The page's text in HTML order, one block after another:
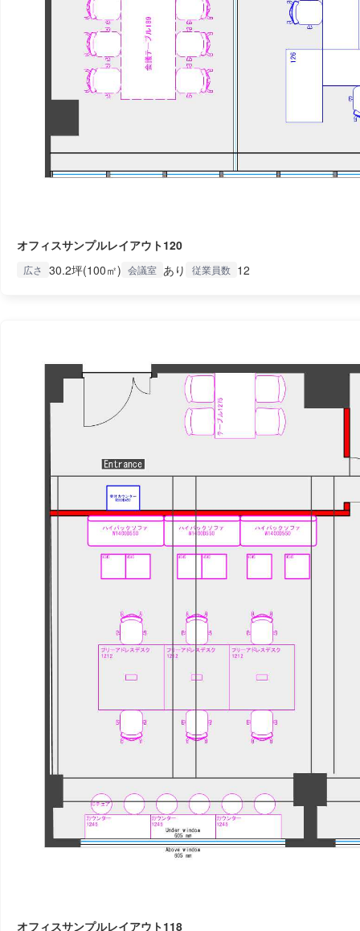
オフィスサンプルレイアウト120
広さ 30.2坪(100㎡) 会議室 あり 従業員数 12
オフィスサンプルレイアウト118